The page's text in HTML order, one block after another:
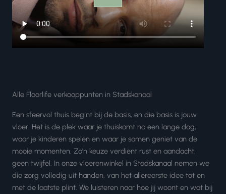
Alle Floorlife verkooppunten in Stadskanaal
Een sfeervol thuis begint bij de basis, en die basis is jouw
vloer. Het is de plek waar je thuiskomt na een lange dag,
waar je kinderen spelen en waar je samen geniet van de
mooie momenten. Zo'n keuze verdient rust en aandacht,
geen twijfel. In onze vloerenwinkel in Stadskanaal nemen we
die zorg volledig uit handen, van het allereerste idee tot en
met de laatste plint. We luisteren naar hoe jij woont en wat bij